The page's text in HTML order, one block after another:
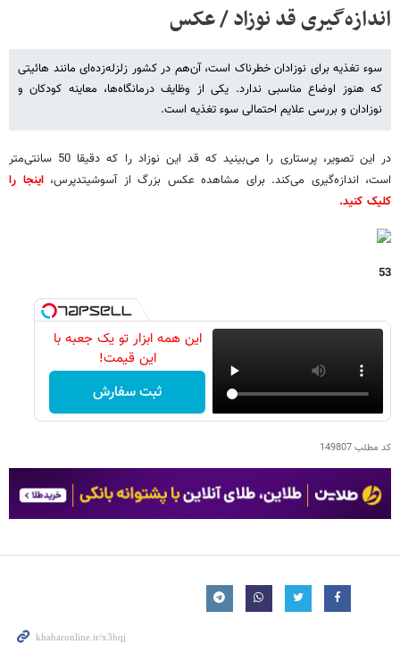
اندازه‌گیری قد نوزاد / عکس
سوء تغذیه برای نوزادان خطرناک است، آن‌هم در کشور زلزله‌زده‌ای مانند هائیتی
که هنوز اوضاع مناسبی ندارد. یکی از وظایف درمانگاه‌ها، معاینه کودکان و
نوزادان و بررسی علایم احتمالی سوء تغذیه است.
در این تصویر، پرستاری را می‌بینید که قد این نوزاد را که دقیقا 50 سانتی‌متر
است، اندازه‌گیری می‌کند. برای مشاهده عکس بزرگ از آسوشیتدپرس،اینجا را
کلیک کنید.
53
این همه ابزار تو یک جعبه با
این قیمت!
ثبت سفارش
کد مطلب149807